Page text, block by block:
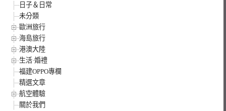
日子＆日常
未分類
歐洲旅行
海島旅行
港澳大陸
生活·婚禮
福建OPPO專欄
精選文章
航空體驗
關於我們